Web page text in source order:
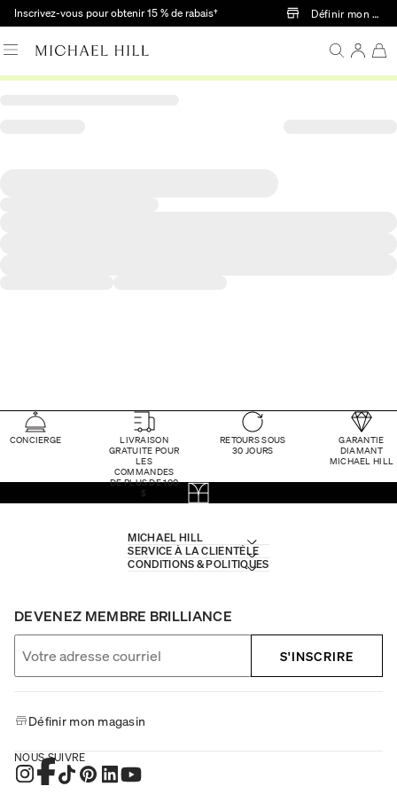
Passer au contenu principal
Inscrivez-vous pour obtenir 15 % de rabais† Définir mon
CONCIERGE
LIVRAISON
GRATUITE POUR
LES
COMMANDES
DE PLUS DE 100
$
RETOURS SOUS
30 JOURS
GARANTIE
DIAMANT
MICHAEL HILL
MICHAEL HILL
SERVICE À LA CLIENTÈLE
CONDITIONS & POLITIQUES
DEVENEZ MEMBRE BRILLIANCE
S'INSCRIRE
Définir mon magasin
NOUS SUIVRE